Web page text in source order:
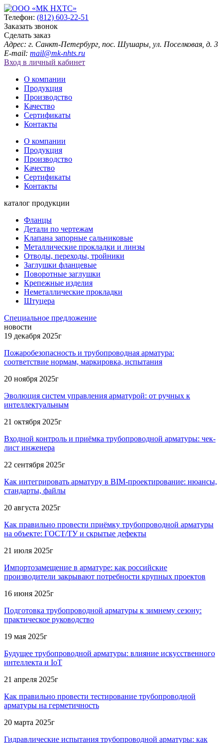
Телефон: (812) 603-22-51
Заказать звонок
Сделать заказ
Адрес: г. Санкт-Петербург, пос. Шушары, ул. Поселковая, д. 3
E-mail: mail@mk-nhts.ru
Вход в личный кабинет
О компании
Продукция
Производство
Качество
Сертификаты
Контакты
О компании
Продукция
Производство
Качество
Сертификаты
Контакты
каталог продукции
Фланцы
Детали по чертежам
Клапана запорные сальниковые
Металлические прокладки и линзы
Отводы, переходы, тройники
Заглушки фланцевые
Поворотные заглушки
Крепежные изделия
Неметаллические прокладки
Штуцера
Специальное предложение
новости
19 декабря 2025г
Пожаробезопасность и трубопроводная арматура:
соответствие нормам, маркировка, испытания
20 ноября 2025г
Эволюция систем управления арматурой: от ручных к
интеллектуальным
21 октября 2025г
Входной контроль и приёмка трубопроводной арматуры: чек-
лист инженера
22 сентября 2025г
Как интегрировать арматуру в BIM-проектирование: нюансы,
стандарты, файлы
20 августа 2025г
Как правильно провести приёмку трубопроводной арматуры
на объекте: ГОСТ/ТУ и скрытые дефекты
21 июля 2025г
Импортозамещение в арматуре: как российские
производители закрывают потребности крупных проектов
16 июня 2025г
Подготовка трубопроводной арматуры к зимнему сезону:
практическое руководство
19 мая 2025г
Будущее трубопроводной арматуры: влияние искусственного
интеллекта и IoT
21 апреля 2025г
Как правильно провести тестирование трубопроводной
арматуры на герметичность
20 марта 2025г
Гидравлические испытания трубопроводной арматуры: как